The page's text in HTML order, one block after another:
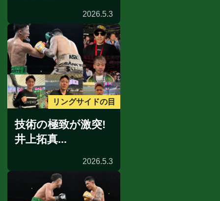
2026.5.3
リングサイドの目
技術の極致が激突!
井上拓真...
2026.5.3